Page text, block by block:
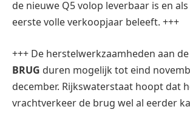
de nieuwe Q5 volop leverbaar is en
eerste volle verkoopjaar beleeft. +++
+++ De herstelwerkzaamheden aan de
BRUG duren mogelijk tot eind
december. Rijkswaterstaat hoopt dat
vrachtverkeer de brug wel al eerder